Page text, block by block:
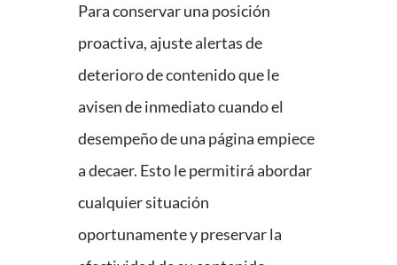
Para conservar una posición
proactiva, ajuste alertas de
deterioro de contenido que le
avisen de inmediato cuando el
desempeño de una página empiece
a decaer. Esto le permitirá abordar
cualquier situación
oportunamente y preservar la